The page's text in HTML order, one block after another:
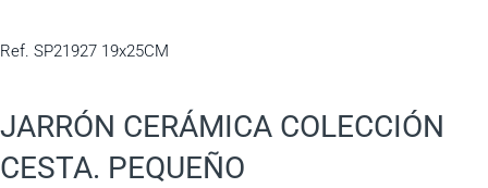
Ref. SP21927 19x25CM
JARRÓN CERÁMICA COLECCIÓN
CESTA. PEQUEÑO